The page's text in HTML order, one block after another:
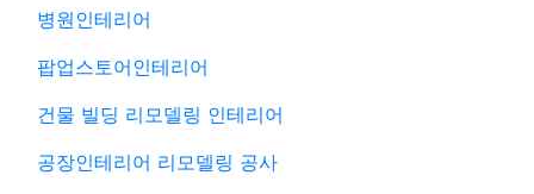
병원인테리어
팝업스토어인테리어
건물 빌딩 리모델링 인테리어
공장인테리어 리모델링 공사